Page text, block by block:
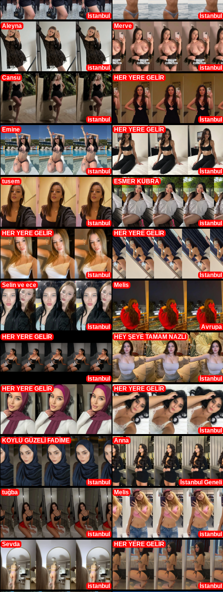
İstanbul
İstanbul
Aleyna
istanbul
Merve
istanbul
Cansu
istanbul
HER YERE GELİR
İstanbul
Emine
istanbul
HER YERE GELİR
İstanbul
tusem
İstanbul
ESMER KÜBRA
istanbul
HER YERE GELİR
İstanbul
HER YERE GELİR
İstanbul
Selin ve ece
İstanbul
Melis
Avrupa
HER YERE GELİR
İstanbul
HEY ŞEYE TAMAM NAZLI
İstanbul
HER YERE GELİR
HER YERE GELİR
İstanbul
KÖYLÜ GÜZELİ FADİME
İstanbul
Anna
İstanbul Geneli
tuğba
istanbul
Melis
istanbul
Sevda
istanbul
HER YERE GELİR
İstanbul